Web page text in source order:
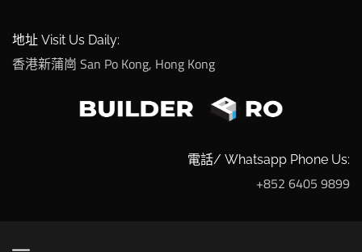
地址 Visit Us Daily:
香港新蒲崗 San Po Kong, Hong Kong
電話/ Whatsapp Phone Us:
+852 6405 9899